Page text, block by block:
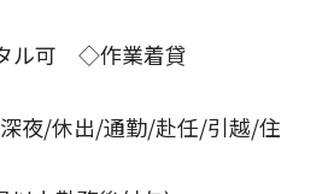
備
ル可 ◇作業着貸
夜/休出/通勤/赴任/引越/住